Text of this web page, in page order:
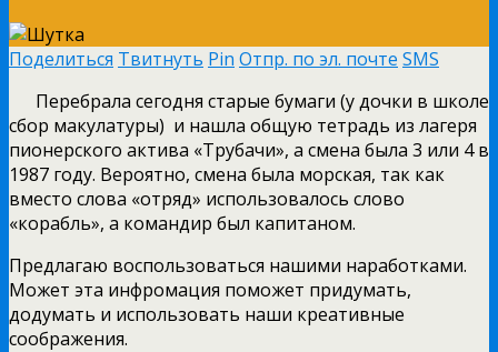
Поделиться Твитнуть Pin Отпр. по эл. почте SMS
Перебрала сегодня старые бумаги (у дочки в школе
сбор макулатуры) и нашла общую тетрадь из лагеря
пионерского актива «Трубачи», а смена была 3 или 4 в
1987 году. Вероятно, смена была морская, так как
вместо слова «отряд» использовалось слово
«корабль», а командир был капитаном.
Предлагаю воспользоваться нашими наработками.
Может эта инфромация поможет придумать,
додумать и использовать наши креативные
соображения.